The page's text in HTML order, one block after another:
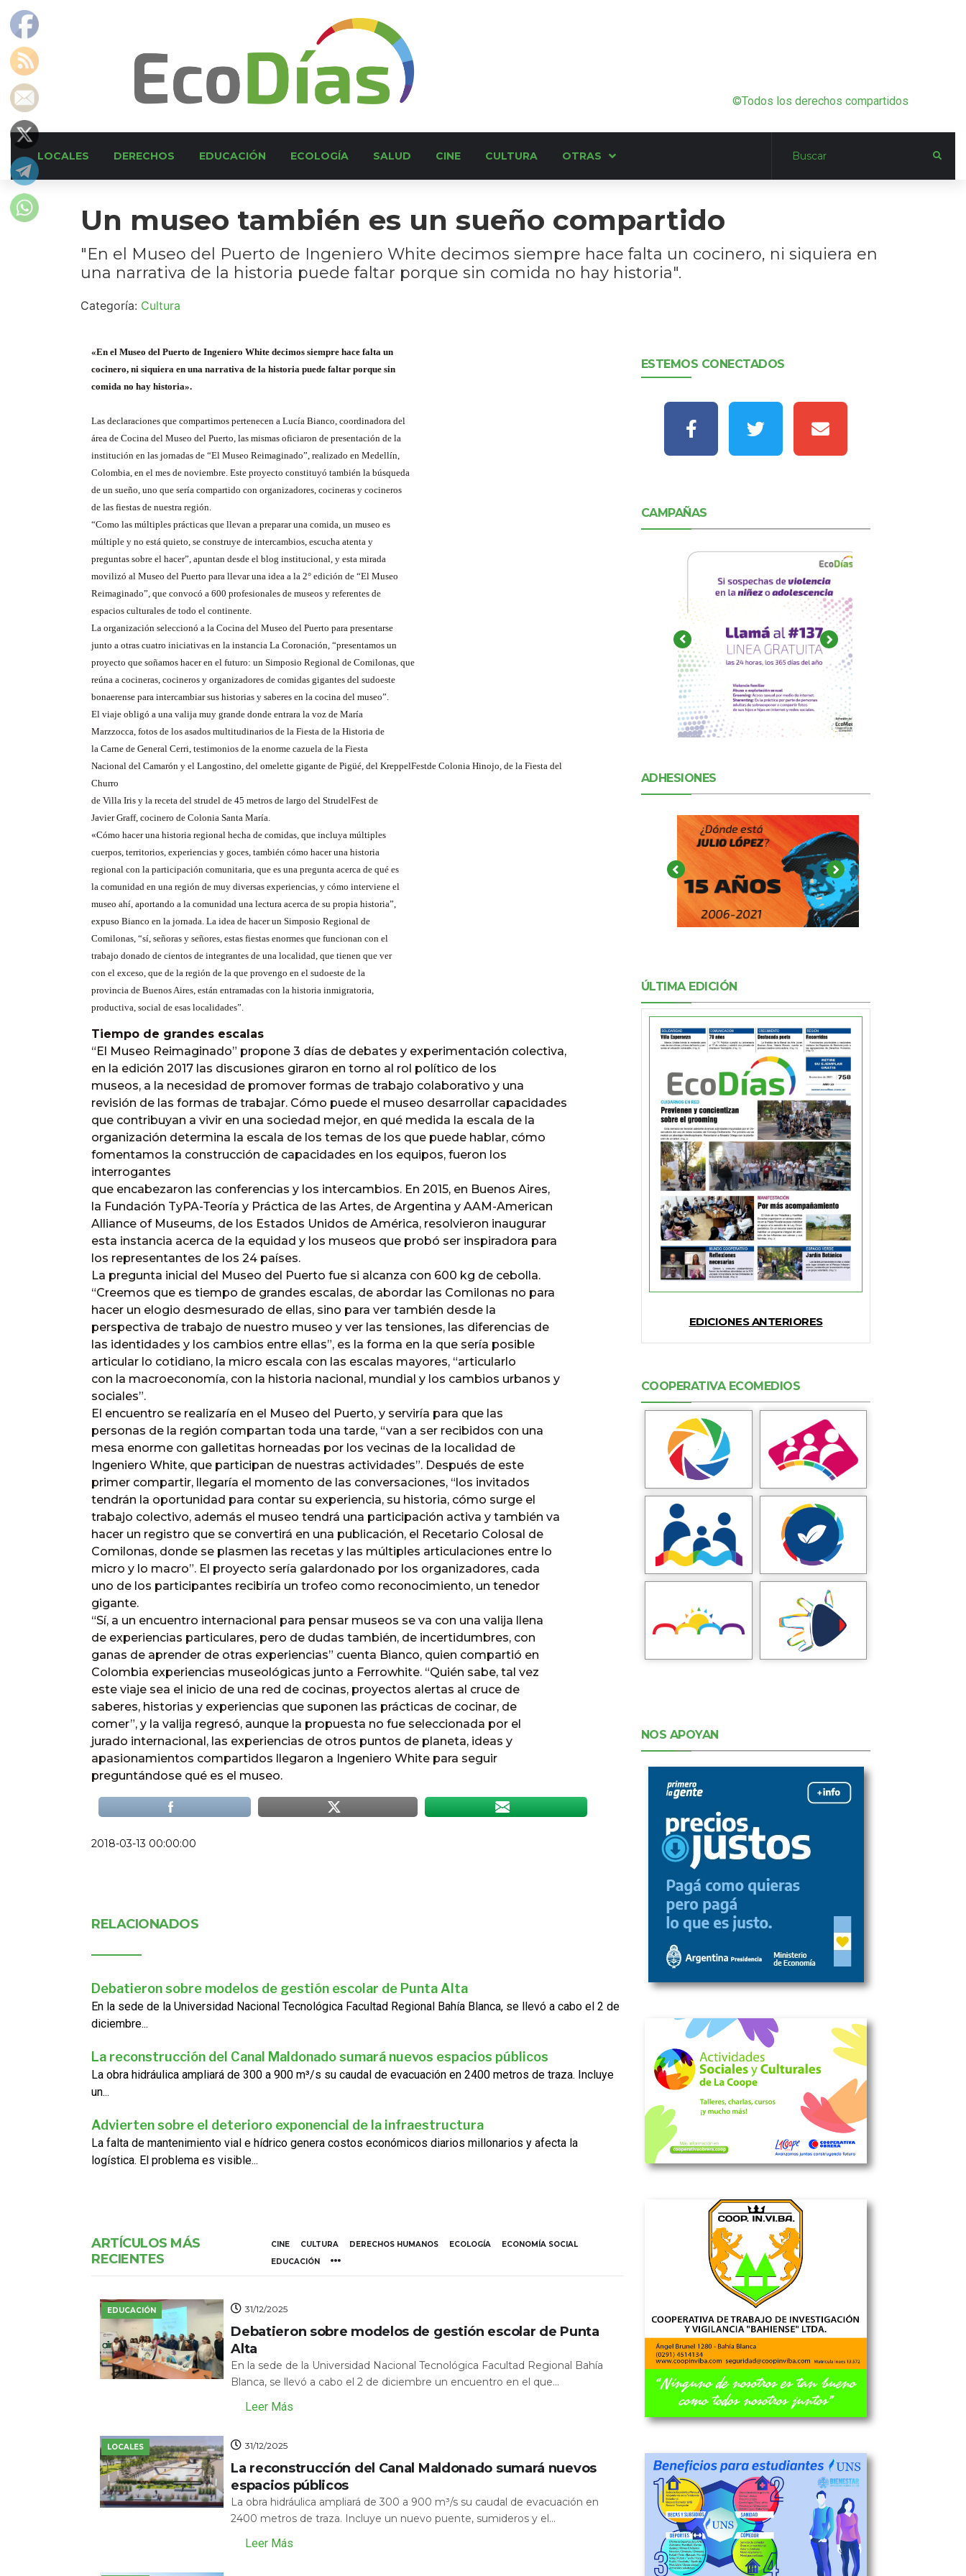
©Todos los derechos compartidos
LOCALES DERECHOS EDUCACIÓN ECOLOGÍA SALUD CINE CULTURA OTRAS
Un museo también es un sueño compartido
"En el Museo del Puerto de Ingeniero White decimos siempre hace falta un cocinero, ni siquiera en
una narrativa de la historia puede faltar porque sin comida no hay historia".
Categoría: Cultura
«En el Museo del Puerto de Ingeniero White decimos siempre hace falta un
cocinero, ni siquiera en una narrativa de la historia puede faltar porque sin
comida no hay historia».
Las declaraciones que compartimos pertenecen a Lucía Bianco, coordinadora del
área de Cocina del Museo del Puerto, las mismas oficiaron de presentación de la
institución en las jornadas de “El Museo Reimaginado”, realizado en Medellín,
Colombia, en el mes de noviembre. Este proyecto constituyó también la búsqueda
de un sueño, uno que sería compartido con organizadores, cocineras y cocineros
de las fiestas de nuestra región.
“Como las múltiples prácticas que llevan a preparar una comida, un museo es
múltiple y no está quieto, se construye de intercambios, escucha atenta y
preguntas sobre el hacer”, apuntan desde el blog institucional, y esta mirada
movilizó al Museo del Puerto para llevar una idea a la 2° edición de “El Museo
Reimaginado”, que convocó a 600 profesionales de museos y referentes de
espacios culturales de todo el continente.
La organización seleccionó a la Cocina del Museo del Puerto para presentarse
junto a otras cuatro iniciativas en la instancia La Coronación, “presentamos un
proyecto que soñamos hacer en el futuro: un Simposio Regional de Comilonas, que
reúna a cocineras, cocineros y organizadores de comidas gigantes del sudoeste
bonaerense para intercambiar sus historias y saberes en la cocina del museo”.
El viaje obligó a una valija muy grande donde entrara la voz de María
Marzzocca, fotos de los asados multitudinarios de la Fiesta de la Historia de
la Carne de General Cerri, testimonios de la enorme cazuela de la Fiesta
Nacional del Camarón y el Langostino, del omelette gigante de Pigüé, del KreppelFestde Colonia Hinojo, de la Fiesta del
Churro
de Villa Iris y la receta del strudel de 45 metros de largo del StrudelFest de
Javier Graff, cocinero de Colonia Santa María.
«Cómo hacer una historia regional hecha de comidas, que incluya múltiples
cuerpos, territorios, experiencias y goces, también cómo hacer una historia
regional con la participación comunitaria, que es una pregunta acerca de qué es
la comunidad en una región de muy diversas experiencias, y cómo interviene el
museo ahí, aportando a la comunidad una lectura acerca de su propia historia”,
expuso Bianco en la jornada. La idea de hacer un Simposio Regional de
Comilonas, “sí, señoras y señores, estas fiestas enormes que funcionan con el
trabajo donado de cientos de integrantes de una localidad, que tienen que ver
con el exceso, que de la región de la que provengo en el sudoeste de la
provincia de Buenos Aires, están entramadas con la historia inmigratoria,
productiva, social de esas localidades”.
Tiempo de grandes escalas
“El Museo Reimaginado” propone 3 días de debates y experimentación colectiva,
en la edición 2017 las discusiones giraron en torno al rol político de los
museos, a la necesidad de promover formas de trabajo colaborativo y una
revisión de las formas de trabajar. Cómo puede el museo desarrollar capacidades
que contribuyan a vivir en una sociedad mejor, en qué medida la escala de la
organización determina la escala de los temas de los que puede hablar, cómo
fomentamos la construcción de capacidades en los equipos, fueron los
interrogantes
que encabezaron las conferencias y los intercambios. En 2015, en Buenos Aires,
la Fundación TyPA-Teoría y Práctica de las Artes, de Argentina y AAM-American
Alliance of Museums, de los Estados Unidos de América, resolvieron inaugurar
esta instancia acerca de la equidad y los museos que probó ser inspiradora para
los representantes de los 24 países.
La pregunta inicial del Museo del Puerto fue si alcanza con 600 kg de cebolla.
“Creemos que es tiempo de grandes escalas, de abordar las Comilonas no para
hacer un elogio desmesurado de ellas, sino para ver también desde la
perspectiva de trabajo de nuestro museo y ver las tensiones, las diferencias de
las identidades y los cambios entre ellas”, es la forma en la que sería posible
articular lo cotidiano, la micro escala con las escalas mayores, “articularlo
con la macroeconomía, con la historia nacional, mundial y los cambios urbanos y
sociales”.
El encuentro se realizaría en el Museo del Puerto, y serviría para que las
personas de la región compartan toda una tarde, “van a ser recibidos con una
mesa enorme con galletitas horneadas por los vecinas de la localidad de
Ingeniero White, que participan de nuestras actividades”. Después de este
primer compartir, llegaría el momento de las conversaciones, “los invitados
tendrán la oportunidad para contar su experiencia, su historia, cómo surge el
trabajo colectivo, además el museo tendrá una participación activa y también va
hacer un registro que se convertirá en una publicación, el Recetario Colosal de
Comilonas, donde se plasmen las recetas y las múltiples articulaciones entre lo
micro y lo macro”. El proyecto sería galardonado por los organizadores, cada
uno de los participantes recibiría un trofeo como reconocimiento, un tenedor
gigante.
“Sí, a un encuentro internacional para pensar museos se va con una valija llena
de experiencias particulares, pero de dudas también, de incertidumbres, con
ganas de aprender de otras experiencias” cuenta Bianco, quien compartió en
Colombia experiencias museológicas junto a Ferrowhite. “Quién sabe, tal vez
este viaje sea el inicio de una red de cocinas, proyectos alertas al cruce de
saberes, historias y experiencias que suponen las prácticas de cocinar, de
comer”, y la valija regresó, aunque la propuesta no fue seleccionada por el
jurado internacional, las experiencias de otros puntos de planeta, ideas y
apasionamientos compartidos llegaron a Ingeniero White para seguir
preguntándose qué es el museo.
2018-03-13 00:00:00
RELACIONADOS
Debatieron sobre modelos de gestión escolar de Punta Alta
En la sede de la Universidad Nacional Tecnológica Facultad Regional Bahía Blanca, se llevó a cabo el 2 de
diciembre...
La reconstrucción del Canal Maldonado sumará nuevos espacios públicos
La obra hidráulica ampliará de 300 a 900 m³/s su caudal de evacuación en 2400 metros de traza. Incluye
un...
Advierten sobre el deterioro exponencial de la infraestructura
La falta de mantenimiento vial e hídrico genera costos económicos diarios millonarios y afecta la
logística. El problema es visible...
ARTÍCULOS MÁS
RECIENTES
CINE CULTURA DERECHOS HUMANOS ECOLOGÍA
ECONOMÍA SOCIAL
EDUCACIÓN
EDUCACIÓN 31/12/2025
Debatieron sobre modelos de gestión escolar de Punta
Alta
En la sede de la Universidad Nacional Tecnológica Facultad Regional Bahía
Blanca, se llevó a cabo el 2 de diciembre un encuentro en el que...
Leer Más
LOCALES 31/12/2025
La reconstrucción del Canal Maldonado sumará nuevos
espacios públicos
La obra hidráulica ampliará de 300 a 900 m³/s su caudal de evacuación en
2400 metros de traza. Incluye un nuevo puente, sumideros y el...
Leer Más
ESTEMOS CONECTADOS
CAMPAÑAS
ADHESIONES
ÚLTIMA EDICIÓN
EDICIONES ANTERIORES
COOPERATIVA ECOMEDIOS
NOS APOYAN